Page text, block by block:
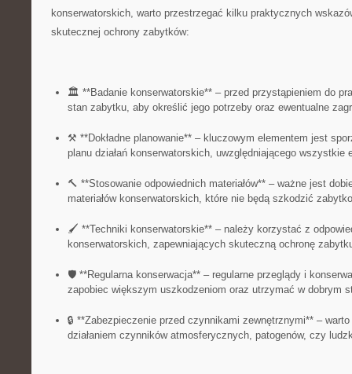
konserwatorskich,⁢ warto przestrzegać⁣ kilku praktycznych
skutecznej‌ ochrony zabytków:
🏛️⁢ **Badanie konserwatorskie** – przed przystąpieniem do
stan​ zabytku, aby określić jego potrzeby ⁤oraz ewentualne
⚒️ **Dokładne‍ planowanie** – kluczowym elementem⁢ jest
planu⁣ działań⁣ konserwatorskich,‍ uwzględniającego wszystkie
🔨 **Stosowanie odpowiednich materiałów** – ważne jest
materiałów konserwatorskich, które nie⁣ będą szkodzić
🖌️ **Techniki konserwatorskie** – należy korzystać z‍
konserwatorskich,⁣ zapewniających skuteczną ochronę
🛡️ **Regularna konserwacja** – regularne przeglądy i
zapobiec większym uszkodzeniom oraz utrzymać w dobrym
🔒 **Zabezpieczenie przed czynnikami zewnętrznymi** –
działaniem czynników atmosferycznych, patogenów, czy